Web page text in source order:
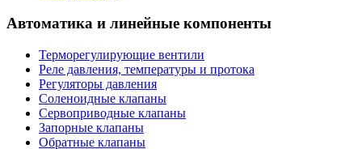
Автоматика и линейные компоненты
Терморегулирующие вентили
Реле давления, температуры и протока
Регуляторы давления
Соленоидные клапаны
Сервоприводные клапаны
Запорные клапаны
Обратные клапаны